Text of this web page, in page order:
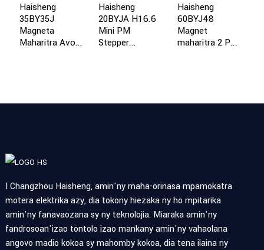
Haisheng
35BY35J
Magneta
Maharitra Avo...
Haisheng
20BYJA H16.6
Mini PM
Stepper...
Haisheng
60BYJ48
Magnet
maharitra 2 P...
I Changzhou Haisheng, amin'ny maha-orinasa mpamokatra
motera elektrika azy, dia tokony hiezaka ny ho mpitarika
amin'ny fanavaozana sy ny teknolojia. Miaraka amin'ny
fandrosoan'izao tontolo izao mankany amin'ny vahaolana
angovo madio kokoa sy mahomby kokoa, dia tena ilaina ny